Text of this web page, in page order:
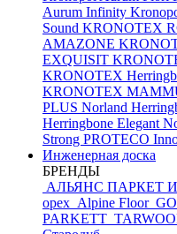
Aurum Infinity
Sound KRONOTEX
AMAZONE
EXQUISIT
KRONOTEX
KRONOTEX
PLUS Norland
Herringbone Elegant
Strong PROTECO
Инженерная доска
БРЕНДЫ
АЛЬЯНС ПАРКЕТ
орех Alpine Floor
PARKETT